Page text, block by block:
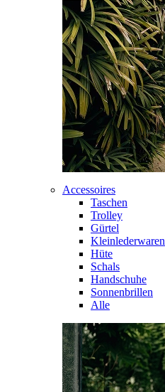
Accessoires
Taschen
Trolley
Gürtel
Kleinlederwaren
Hüte
Schals
Handschuhe
Sonnenbrillen
Alle